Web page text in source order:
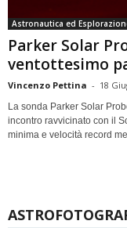
Astronautica ed
Parker Solar
ventottesimo
Vincenzo Pettina - 18
La sonda Parker Solar
incontro ravvicinato con il
minima e velocità record